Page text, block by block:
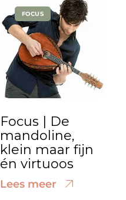
FOCUS
Focus | De
mandoline,
klein maar fijn
én virtuoos
Lees meer